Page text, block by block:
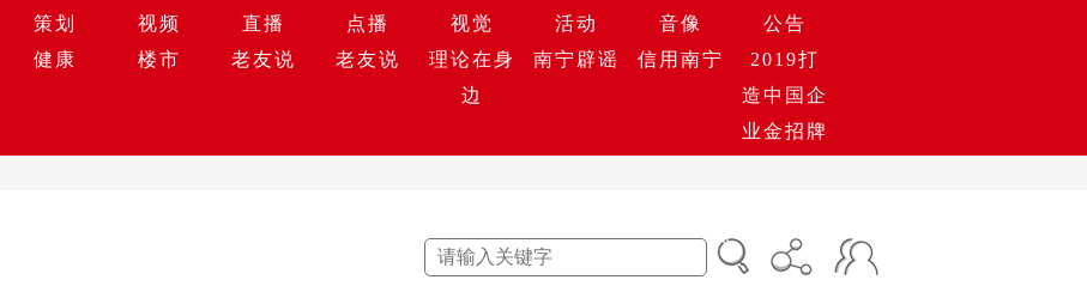
策划 视频 直播 点播 视觉 活动 音像
公告
健康 楼市 老友说 老友说
理论在身
边
南宁辟谣 信用南宁
2019打
造中国企
业金招牌